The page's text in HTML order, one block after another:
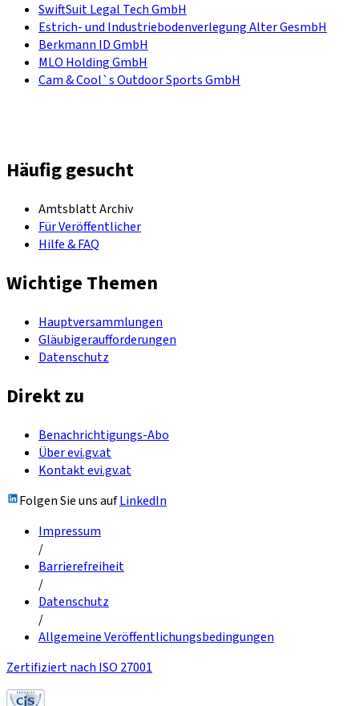
SwiftSuit Legal Tech GmbH
Estrich- und Industriebodenverlegung Alter GesmbH
Berkmann ID GmbH
MLO Holding GmbH
Cam & Cool`s Outdoor Sports GmbH
Häufig gesucht
Amtsblatt Archiv
Für Veröffentlicher
Hilfe & FAQ
Wichtige Themen
Hauptversammlungen
Gläubigeraufforderungen
Datenschutz
Direkt zu
Benachrichtigungs-Abo
Über evi.gv.at
Kontakt evi.gv.at
Folgen Sie uns aufLinkedIn
Impressum
/
Barrierefreiheit
/
Datenschutz
/
Allgemeine Veröffentlichungsbedingungen
Zertifiziert nach ISO 27001